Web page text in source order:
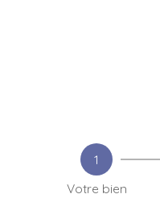
1
Votre bien